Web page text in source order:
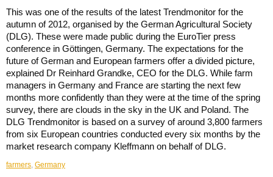
This was one of the results of the latest Trendmonitor for the
autumn of 2012, organised by the German Agricultural Society
(DLG). These were made public during the EuroTier press
conference in Göttingen, Germany. The expectations for the
future of German and European farmers offer a divided picture,
explained Dr Reinhard Grandke, CEO for the DLG. While farm
managers in Germany and France are starting the next few
months more confidently than they were at the time of the spring
survey, there are clouds in the sky in the UK and Poland. The
DLG Trendmonitor is based on a survey of around 3,800 farmers
from six European countries conducted every six months by the
market research company Kleffmann on behalf of DLG.
farmers, Germany